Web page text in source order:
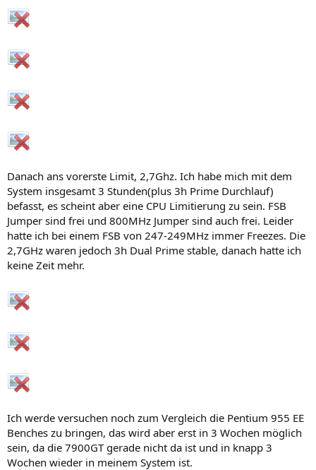
Danach ans vorerste Limit, 2,7Ghz. Ich habe mich mit dem
System insgesamt 3 Stunden(plus 3h Prime Durchlauf)
befasst, es scheint aber eine CPU Limitierung zu sein. FSB
Jumper sind frei und 800MHz Jumper sind auch frei. Leider
hatte ich bei einem FSB von 247-249MHz immer Freezes. Die
2,7GHz waren jedoch 3h Dual Prime stable, danach hatte ich
keine Zeit mehr.
Ich werde versuchen noch zum Vergleich die Pentium 955 EE
Benches zu bringen, das wird aber erst in 3 Wochen möglich
sein, da die 7900GT gerade nicht da ist und in knapp 3
Wochen wieder in meinem System ist.